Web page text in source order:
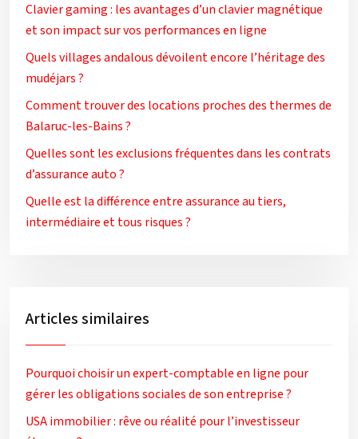
Clavier gaming : les avantages d’un clavier magnétique
et son impact sur vos performances en ligne
Quels villages andalous dévoilent encore l’héritage des
mudéjars ?
Comment trouver des locations proches des thermes de
Balaruc-les-Bains ?
Quelles sont les exclusions fréquentes dans les contrats
d’assurance auto ?
Quelle est la différence entre assurance au tiers,
intermédiaire et tous risques ?
Articles similaires
Pourquoi choisir un expert-comptable en ligne pour
gérer les obligations sociales de son entreprise ?
USA immobilier : rêve ou réalité pour l’investisseur